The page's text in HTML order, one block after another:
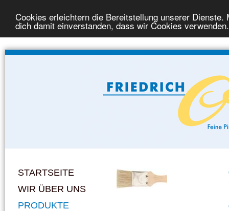
Cookies erleichtern die Bereitstellung unserer
dich damit einverstanden, dass wir Cookies verwenden.
STARTSEITE
WIR ÜBER UNS
PRODUKTE